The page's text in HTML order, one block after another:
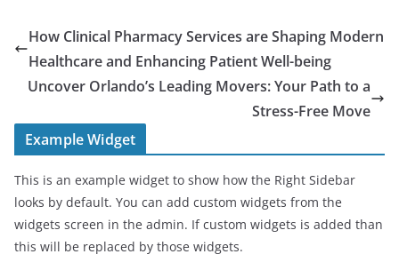
How Clinical Pharmacy Services are Shaping Modern
Healthcare and Enhancing Patient Well-being
Uncover Orlando’s Leading Movers: Your Path to a
Stress-Free Move
Example Widget
This is an example widget to show how the Right Sidebar
looks by default. You can add custom widgets from the
widgets screen in the admin. If custom widgets is added than
this will be replaced by those widgets.